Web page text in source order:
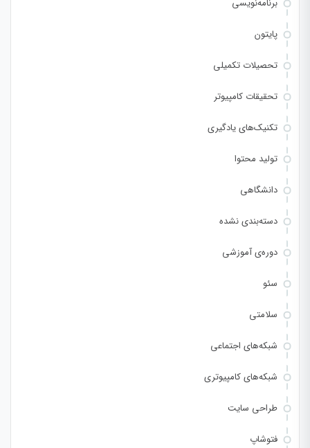
برنامه‌نویسی
پایتون
تحصیلات تکمیلی
تحقیقات کامپیوتر
تکنیک‌های یادگیری
تولید محتوا
دانشگاهی
دسته‌بندی نشده
دوره‌ی آموزشی
سئو
سلامتی
شبکه‌های اجتماعی
شبکه‌های کامپیوتری
طراحی سایت
فتوشاپ